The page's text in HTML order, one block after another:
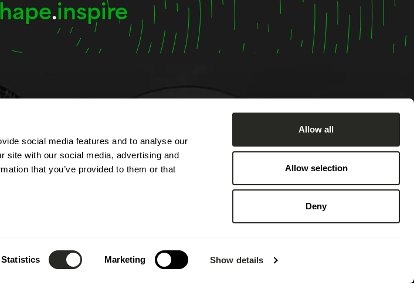
social media features and to analyse our
site with our social media, advertising and
that you’ve provided to them or that
Statistics Marketing Show details
Allow all
Allow selection
Deny
.inspire
Das Unternehmen ist von Montag
bis Freitag von 7:00 bis 17:00 Uhr
geöffnet.
Feiertagen und während des
Jahresurlaubs.